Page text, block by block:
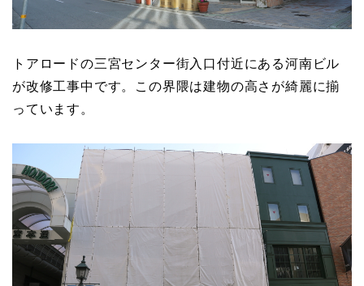
トアロードの三宮センター街入口付近にある河南ビル
が改修工事中です。この界隈は建物の高さが綺麗に揃
っています。